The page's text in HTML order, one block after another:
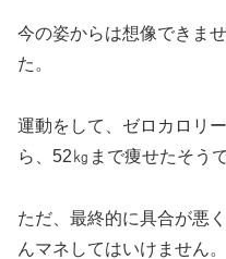
今の姿からは想像できま
た。
運動をして、ゼロカロリ
ら、52㎏まで痩せたそうで
ただ、最終的に具合が悪
んマネしてはいけません。